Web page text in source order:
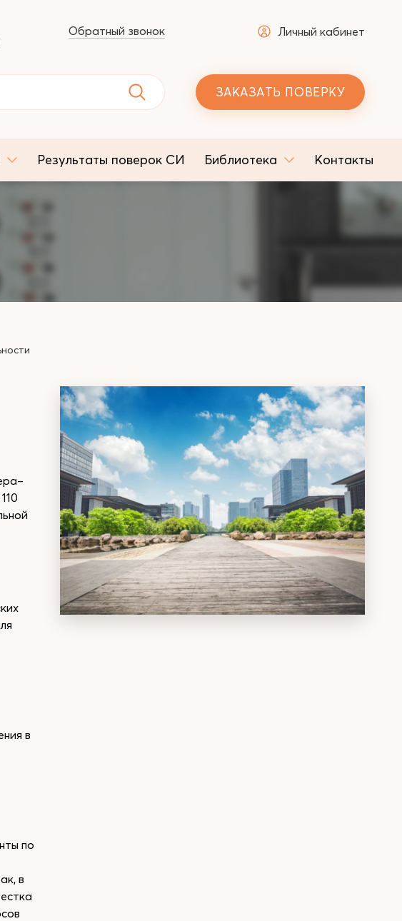
Обратный звонок Личный кабинет
ЗАКАЗАТЬ ПОВЕРКУ
Результаты поверок СИ Библиотека Контакты
в
по
в